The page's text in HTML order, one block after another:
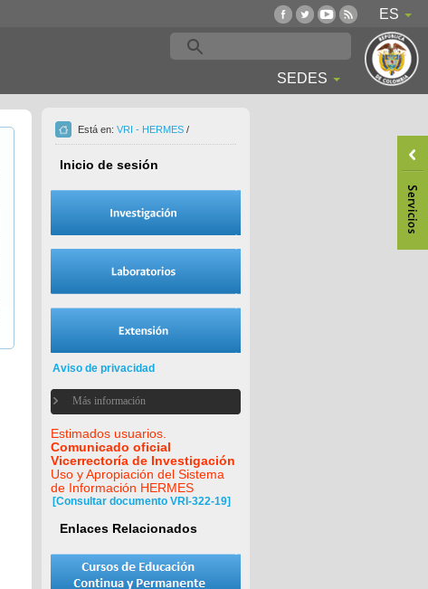
ES
SEDES
Está en: VRI - HERMES /
Inicio de sesión
Aviso de privacidad
Más información
Estimados usuarios.
Comunicado oficial
Vicerrectoría de Investigación
Uso y Apropiación del Sistema
de Información HERMES
[Consultar documento VRI-322-19]
Enlaces Relacionados